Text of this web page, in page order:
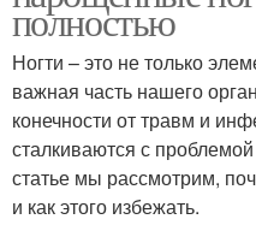
полностью
Ногти – это не только
важная часть нашего
конечности от травм и
сталкиваются с
статье мы рассмотрим,
и как этого избежать.